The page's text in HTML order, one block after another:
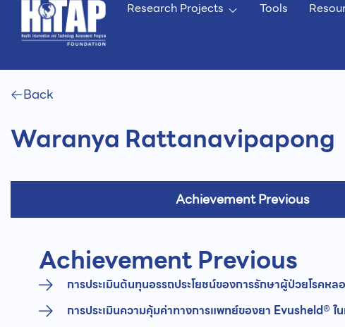
Research Projects Tools
Back
Waranya Rattanavipapong
Achievement Previous
Achievement Previous
การประเมินต้นทุนอรรถประโยชน์ของการรักษาผู้ป่วยโรค
การประเมินความคุ้มค่าทางการแพทย์ของยา Evusheld®